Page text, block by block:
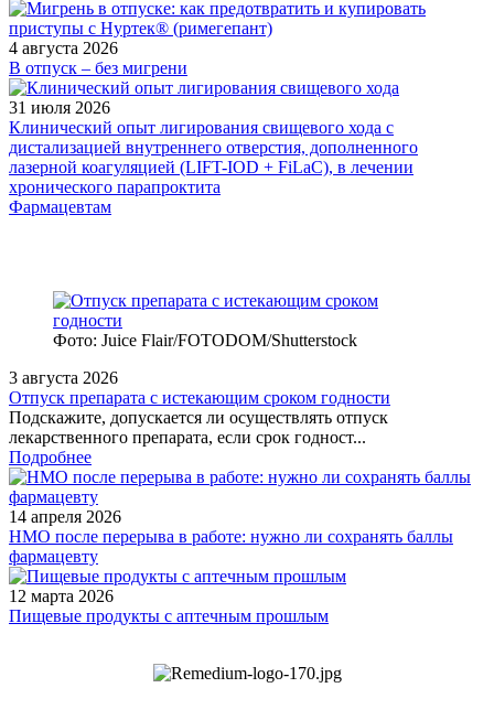
4 августа 2026
В отпуск – без мигрени
31 июля 2026
Клинический опыт лигирования свищевого хода с
дистализацией внутреннего отверстия, дополненного
лазерной коагуляцией (LIFT-IOD + FiLaC), в лечении
хронического парапроктита
Фармацевтам
Фото: Juice Flair/FOTODOM/Shutterstoсk
3 августа 2026
Отпуск препарата с истекающим сроком годности
Подскажите, допускается ли осуществлять отпуск
лекарственного препарата, если срок годност...
Подробнее
14 апреля 2026
НМО после перерыва в работе: нужно ли сохранять баллы
фармацевту
12 марта 2026
Пищевые продукты с аптечным прошлым